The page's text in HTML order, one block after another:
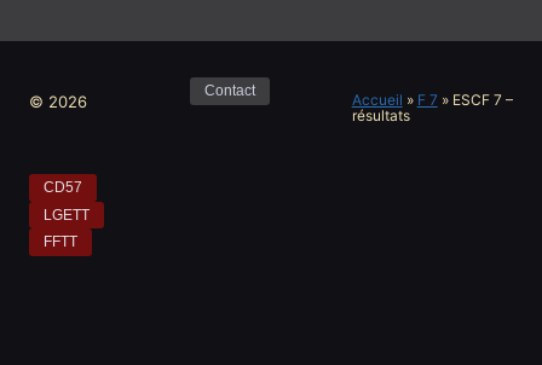
© 2026
Contact
Accueil » F 7 »ESCF 7 –
résultats
CD57
LGETT
FFTT